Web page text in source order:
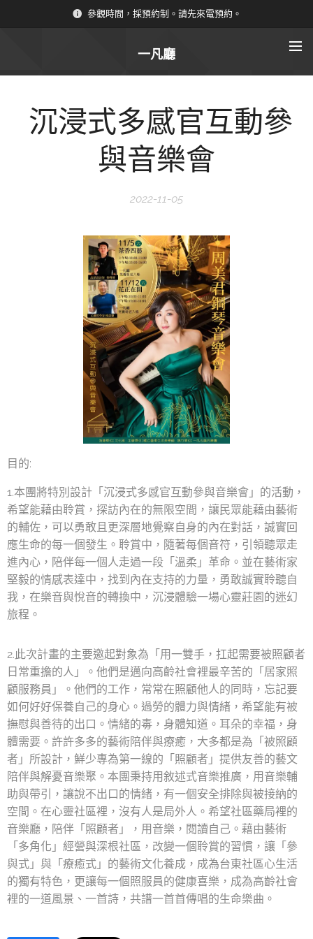
參觀時間，採預約制。請先來電預約。
一凡廳
沉浸式多感官互動參
與音樂會
2022-11-05
目的:
1.本團將特別設計「沉浸式多感官互動參與音樂會」的活動，
希望能藉由聆賞，探訪內在的無限空間，讓民眾能藉由藝術
的輔佐，可以勇敢且更深層地覺察自身的內在對話，誠實回
應生命的每一個發生。聆賞中，隨著每個音符，引領聽眾走
進內心，陪伴每一個人走過一段「溫柔」革命。並在藝術家
堅毅的情感表達中，找到內在支持的力量，勇敢誠實聆聽自
我，在樂音與悅音的轉換中，沉浸體驗一場心靈莊園的迷幻
旅程。
2.此次計畫的主要邀起對象為「用一雙手，扛起需要被照顧者
日常重擔的人」。他們是邁向高齡社會裡最辛苦的「居家照
顧服務員」。他們的工作，常常在照顧他人的同時，忘記要
如何好好保養自己的身心。過勞的體力與情緒，希望能有被
撫慰與善待的出口。情緒的毒，身體知道。耳朵的幸福，身
體需要。許許多多的藝術陪伴與療癒，大多都是為「被照顧
者」所設計，鮮少專為第一線的「照顧者」提供友善的藝文
陪伴與解憂音樂聚。本團秉持用敘述式音樂推廣，用音樂輔
助與帶引，讓說不出口的情緒，有一個安全排除與被接納的
空間。在心靈社區裡，沒有人是局外人。希望社區藥局裡的
音樂廳，陪伴「照顧者」，用音樂，閱讀自己。藉由藝術
「多角化」經營與深根社區，改變一個聆賞的習慣，讓「參
與式」與「療癒式」的藝術文化養成，成為台東社區心生活
的獨有特色，更讓每一個照服員的健康喜樂，成為高齡社會
裡的一道風景、一首詩，共譜一首首傳唱的生命樂曲。